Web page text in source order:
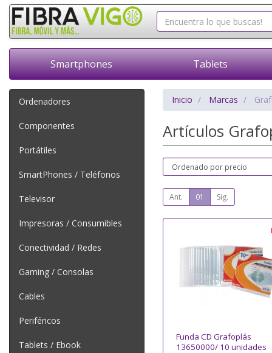
Smartphones Tablets
Ordenadores
Componentes
Portátiles
SmartPhones / Teléfonos
Televisor
Impresoras / Consumibles
Conectividad / Redes
Gaming / Consolas
Cables
Periféricos
Tablets / Ebook
Inicio Marcas
Artículos
Ant. 01 Sig.
Funda CD Grafoplás
13650000/ 10 unidades